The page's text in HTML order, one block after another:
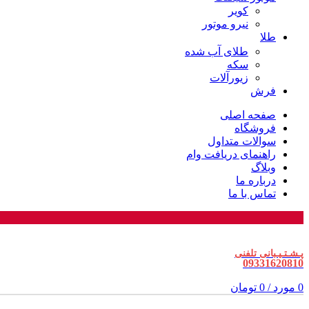
کویر
نیرو موتور
طلا
طلای آب شده
سکه
زیورآلات
فرش
صفحه اصلی
فروشگاه
سوالات متداول
راهنمای دریافت وام
وبلاگ
درباره ما
تماس با ما
پـشـتـیـبانی تلفنی
09331620810
0 مورد /
0 تومان